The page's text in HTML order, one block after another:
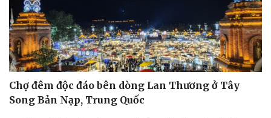
Chợ đêm độc đáo bên dòng Lan Thương ở Tây
Song Bản Nạp, Trung Quốc